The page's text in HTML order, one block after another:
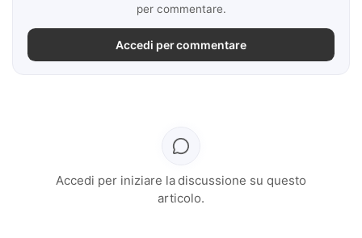
per commentare.
Accedi per commentare
Accedi per iniziare la discussione su questo
articolo.